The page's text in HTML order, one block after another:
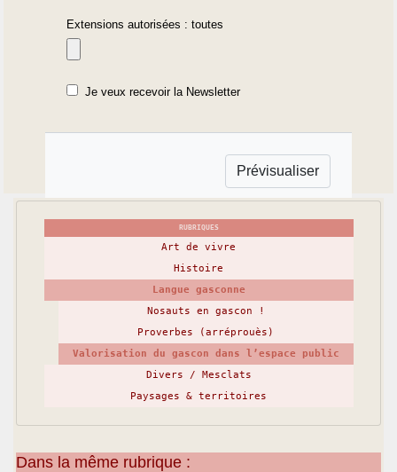
Extensions autorisées : toutes
Je veux recevoir la Newsletter
RUBRIQUES
Art de vivre
Histoire
Langue gasconne
Nosauts en gascon !
Proverbes (arréprouès)
Valorisation du gascon dans l’espace public
Divers / Mesclats
Paysages & territoires
Dans la même rubrique :